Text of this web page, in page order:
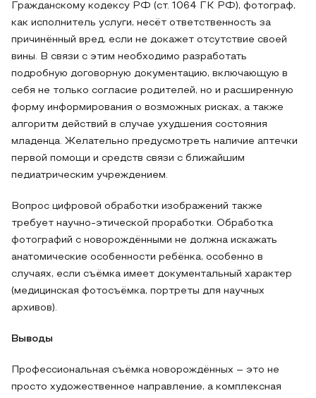
Гражданскому кодексу РФ (ст. 1064 ГК РФ), фотограф,
как исполнитель услуги, несёт ответственность за
причинённый вред, если не докажет отсутствие своей
вины. В связи с этим необходимо разработать
подробную договорную документацию, включающую в
себя не только согласие родителей, но и расширенную
форму информирования о возможных рисках, а также
алгоритм действий в случае ухудшения состояния
младенца. Желательно предусмотреть наличие аптечки
первой помощи и средств связи с ближайшим
педиатрическим учреждением.
Вопрос цифровой обработки изображений также
требует научно-этической проработки. Обработка
фотографий с новорождёнными не должна искажать
анатомические особенности ребёнка, особенно в
случаях, если съёмка имеет документальный характер
(медицинская фотосъёмка, портреты для научных
архивов).
Выводы
Профессиональная съёмка новорождённых – это не
просто художественное направление, а комплексная